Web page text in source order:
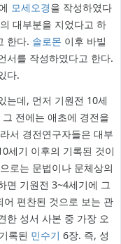
모세오경을 작성하였다
의 대부분을 지었다고 하
한다. 솔로몬 이후 바빌
서를 작성하였다고 한다.
다.
는데, 먼저 기원전 10세
전에는 애초에 경전을
서 경전연구자들은 대부
세기 이후의 기록된 것이
로는 문법이나 문체상의
면 기원전 3~4세기에 그
편찬된 것으로 보는 관
한 성서 사본 중 가장 오
록된 민수기 6장. 즉, 성